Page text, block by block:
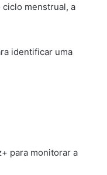
ciclo menstrual, a
identificar uma
para monitorar a